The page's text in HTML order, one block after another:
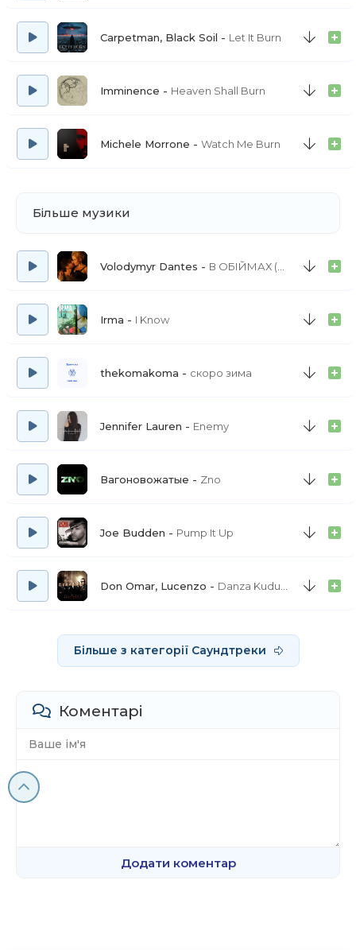
Carpetman, Black Soil Let It Burn
Imminence Heaven Shall Burn
Michele Morrone Watch Me Burn
Більше музики
Volodymyr Dantes В ОБІЙМАХ (З к-ф «Всі відтінки спокуси»)
Irma I Know
thekomakoma скоро зима
Jennifer Lauren Enemy
Вагоновожатые Zno
Joe Budden Pump It Up
Don Omar, Lucenzo Danza Kuduro
Більше з категорії Саундтреки
Коментарі
Додати коментар